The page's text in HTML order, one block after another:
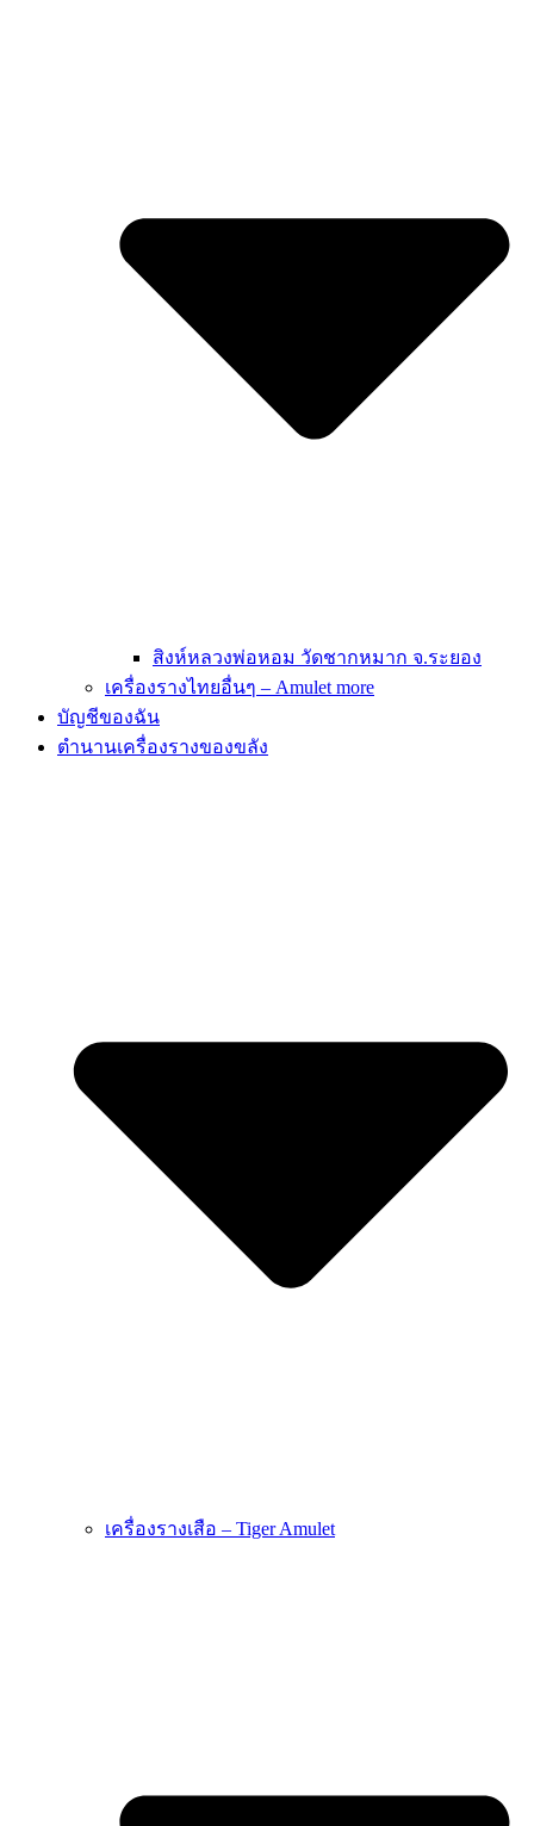
สิงห์หลวงพ่อหอม วัดชากหมาก จ.ระยอง
เครื่องรางไทยอื่นๆ – Amulet more
บัญชีของฉัน
ตำนานเครื่องรางของขลัง
เครื่องรางเสือ – Tiger Amulet